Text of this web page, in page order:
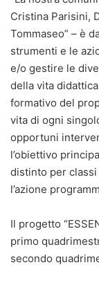
Cristina Parisini,
Tommaseo” – è
strumenti e le
e/o gestire le
della vita
formativo del
vita di ogni
opportuni
l’obiettivo
distinto per
l’azione
Il progetto
primo
secondo